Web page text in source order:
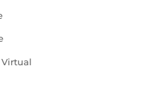
Virtual